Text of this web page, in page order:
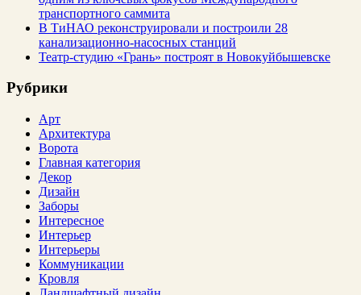
транспортного саммита
В ТиНАО реконструировали и построили 28
канализационно-насосных станций
Театр-студию «Грань» построят в Новокуйбышевске
Рубрики
Арт
Архитектура
Ворота
Главная категория
Декор
Дизайн
Заборы
Интересное
Интерьер
Интерьеры
Коммуникации
Кровля